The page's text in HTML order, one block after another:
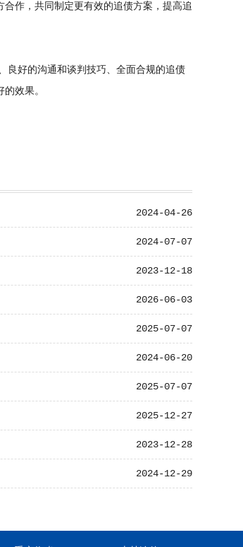
作，共同制定更有效的追债方案，提高追
好的沟通和谈判技巧、全面合规的追债
效果。
2024-04-26
2024-07-07
2023-12-18
2026-06-03
2025-07-07
2024-06-20
2025-07-07
2025-12-27
2023-12-28
2024-12-29